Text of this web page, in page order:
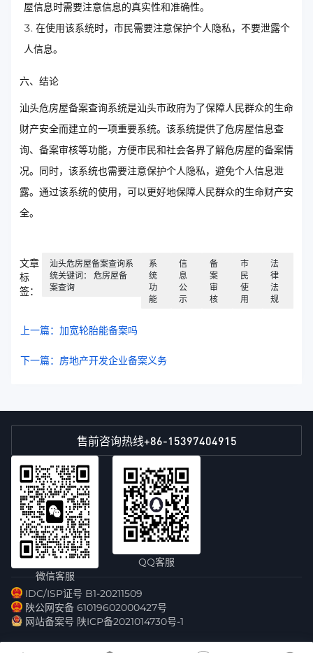
屋信息时需要注意信息的真实性和准确性。
在使用该系统时，市民需要注意保护个人隐私，不要泄露个
人信息。
六、结论
汕头危房屋备案查询系统是汕头市政府为了保障人民群众的生命
财产安全而建立的一项重要系统。该系统提供了危房屋信息查
询、备案审核等功能，方便市民和社会各界了解危房屋的备案情
况。同时，该系统也需要注意保护个人隐私，避免个人信息泄
露。通过该系统的使用，可以更好地保障人民群众的生命财产安
全。
文章
标
签：
汕头危房屋备案查询系
统关键词： 危房屋备
案查询
系
统
功
能
信
息
公
示
备
案
审
核
市
民
使
用
法
律
法
规
上一篇：加宽轮胎能备案吗
下一篇：房地产开发企业备案义务
售前咨询热线+86-15397404915
微信客服
QQ客服
IDC/ISP证号 B1-20211509
陕公网安备 61019602000427号
网站备案号 陕ICP备2021014730号-1